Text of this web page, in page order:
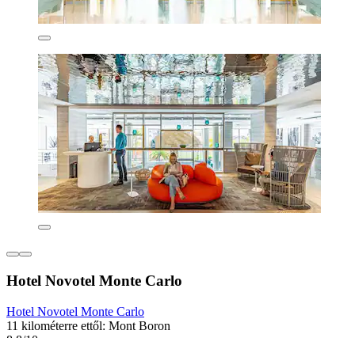
Hotel Novotel Monte Carlo
Hotel Novotel Monte Carlo
11 kilométerre ettől: Mont Boron